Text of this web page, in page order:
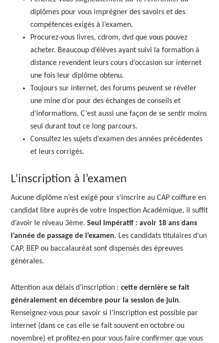
diplômes pour vous imprégner des savoirs et des
compétences exigés à l’examen.
Procurez-vous livres, cdrom, dvd que vous pouvez
acheter. Beaucoup d’élèves ayant suivi la formation à
distance revendent leurs cours d’occasion sur internet
une fois leur diplôme obtenu.
Toujours sur internet, des forums peuvent se révéler
une mine d’or pour des échanges de conseils et
d’informations. C’est aussi une façon de se sentir moins
seul durant tout ce long parcours.
Consultez les sujets d’examen des années précédentes
et leurs corrigés.
L’inscription à l’examen
Aucune diplôme n’est exigé pour s’inscrire au CAP coiffure en
candidat libre auprès de votre Inspection Académique, il suffit
d’avoir le niveau 3ème.Seul impératif : avoir 18 ans dans
l’année de passage de l’examen. Les candidats titulaires d’un
CAP, BEP ou baccalauréat sont dispensés des épreuves
générales.
Attention aux délais d’inscription :cette dernière se fait
généralement en décembre pour la session de juin.
Renseignez-vous pour savoir si l’inscription est possible par
internet (dans ce cas elle se fait souvent en octobre ou
novembre) et profitez-en pour vous faire confirmer que vous